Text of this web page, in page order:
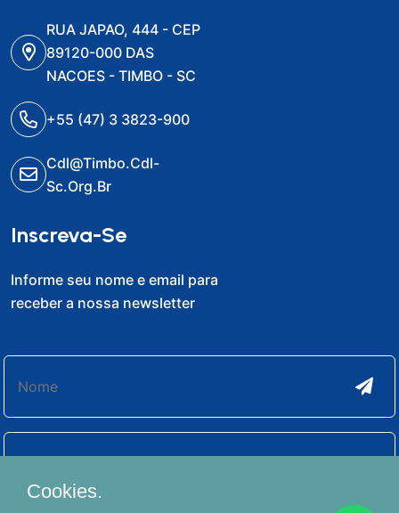
RUA JAPAO, 444 - CEP
89120-000 DAS
NACOES - TIMBO - SC
+55 (47) 3 3823-900
Cdl@timbo.cdl-
Sc.org.br
Inscreva-Se
Informe seu nome e email para
receber a nossa newsletter
Cookies.